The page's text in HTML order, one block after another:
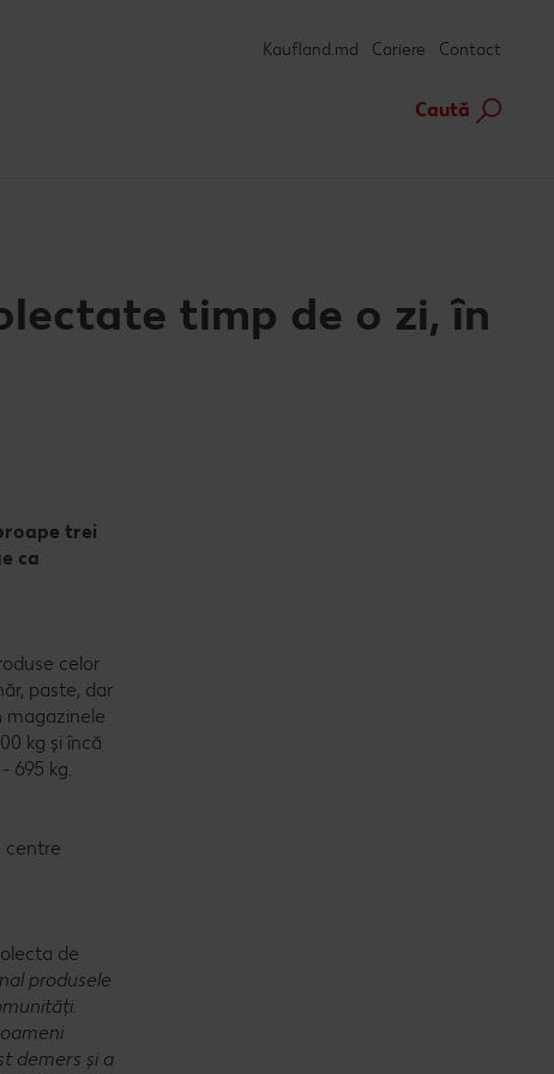
Kaufland.md Cariere Contact
Caută
timp de o zi, în
trei
ca
celor
paste, dar
magazinele
kg și încă
695 kg.
centre
de
produsele
demers și a